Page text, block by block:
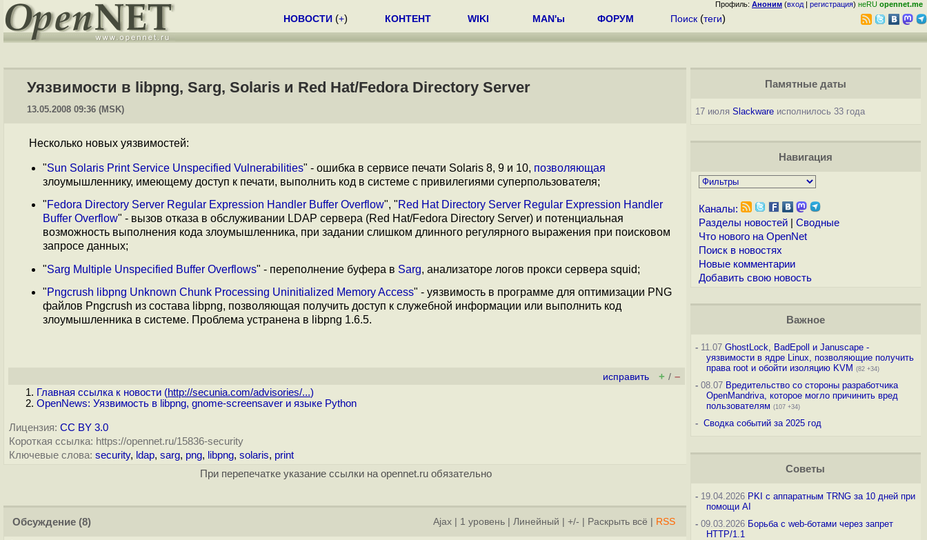
Профиль: Аноним (вход | регистрация) неRU opennet.me
НОВОСТИ (+) КОНТЕНТ WIKI MAN'ы ФОРУМ Поиск (теги)
Уязвимости в libpng, Sarg, Solaris и Red Hat/Fedora Directory Server
13.05.2008 09:36 (MSK)
Несколько новых уязвимостей:
"Sun Solaris Print Service Unspecified Vulnerabilities" - ошибка в сервисе печати Solaris 8, 9 и 10, позволяющая
злоумышленнику, имеющему доступ к печати, выполнить код в системе с привилегиями суперпользователя;
"Fedora Directory Server Regular Expression Handler Buffer Overflow", "Red Hat Directory Server Regular Expression Handler
Buffer Overflow" - вызов отказа в обслуживании LDAP сервера (Red Hat/Fedora Directory Server) и потенциальная
возможность выполнения кода злоумышленника, при задании слишком длинного регулярного выражения при поисковом
запросе данных;
"Sarg Multiple Unspecified Buffer Overflows" - переполнение буфера в Sarg, анализаторе логов прокси сервера squid;
"Pngcrush libpng Unknown Chunk Processing Uninitialized Memory Access" - уязвимость в программе для оптимизации PNG
файлов Pngcrush из состава libpng, позволяющая получить доступ к служебной информации или выполнить код
злоумышленника в системе. Проблема устранена в libpng 1.6.5.
исправить + / –
Главная ссылка к новости (http://secunia.com/advisories/...)
OpenNews: Уязвимость в libpng, gnome-screensaver и языке Python
Лицензия: CC BY 3.0
Короткая ссылка: https://opennet.ru/15836-security
Ключевые слова: security, ldap, sarg, png, libpng, solaris, print
При перепечатке указание ссылки на opennet.ru обязательно
Обсуждение (8) Ajax 1 уровень Линейный +/- Раскрыть всё RSS
Памятные даты
17 июля Slackwareисполнилось 33 года
Навигация
Каналы:
Разделы новостей| Сводные
Что нового на OpenNet
Поиск в новостях
Новые комментарии
Добавить свою новость
Важное
-11.07 GhostLock, BadEpoll и Januscape -
уязвимости в ядре Linux, позволяющие получить
права root и обойти изоляцию KVM (82 +34)
-08.07 Вредительство со стороны разработчика
OpenMandriva, которое могло причинить вред
пользователям (107 +34)
- Сводка событий за 2025 год
Советы
-19.04.2026 PKI с аппаратным TRNG за 10 дней при
помощи AI
-09.03.2026 Борьба с web-ботами через запрет
HTTP/1.1